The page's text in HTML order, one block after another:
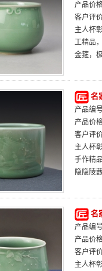
产品价
客户评
主人杯
工精品
金箍，
名
产品编
产品价
客户评
主人杯
手作精
隐隐陵
名
产品编
产品价
客户评
主人杯